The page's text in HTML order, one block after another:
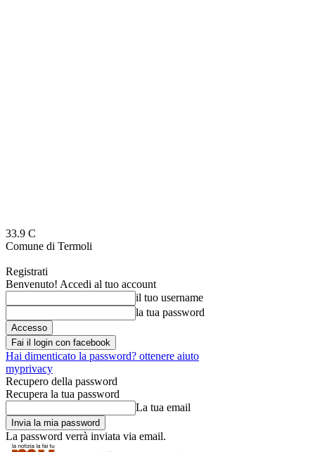
33.9 C
Comune di Termoli
Registrati
Benvenuto! Accedi al tuo account
il tuo username
la tua password
Fai il login con facebook
Hai dimenticato la password? ottenere aiuto
myprivacy
Recupero della password
Recupera la tua password
La tua email
La password verrà inviata via email.